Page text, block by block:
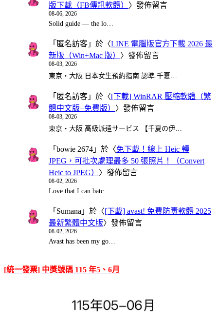
版下載（FB傳訊軟體） 〉發佈留言
08-06, 2026
Solid guide — the lo…
「 匿名訪客 」於〈LINE 電腦版官方下載 2026 最
新版（Win+Mac 版） 〉發佈留言
08-03, 2026
東京・大阪 日本女生預約指南 認準 千夏…
「 匿名訪客 」於〈[下載] WinRAR 壓縮軟體（繁
體中文版+免費版） 〉發佈留言
08-03, 2026
東京・大阪 高級派遣サービス 【千夏の伊…
「 bowie 2674 」於〈免下載！線上 Heic 轉
JPEG，可批次處理最多 50 張照片！（Convert
Heic to JPEG） 〉發佈留言
08-02, 2026
Love that I can batc…
「 Sumana 」於〈[下載] avast! 免費防毒軟體 2025
最新繁體中文版〉發佈留言
08-02, 2026
Avast has been my go…
[統一發票] 中獎號碼 115 年5、6月